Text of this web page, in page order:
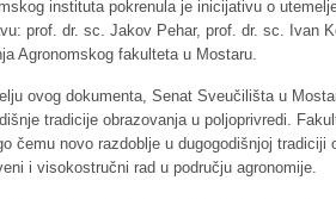
instituta pokrenula je inicijativu o
prof. dr. sc. Jakov Pehar, prof. dr. sc. Ivan
Agronomskog fakulteta u Mostaru.
ovog dokumenta, Senat Sveučilišta u
tradicije obrazovanja u poljoprivredi.
čemu novo razdoblje u dugogodišnjoj
i visokostručni rad u području agronomije.